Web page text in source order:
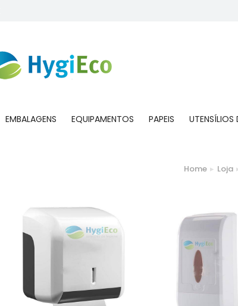
EMBALAGENS EQUIPAMENTOS PAPEIS UTENSÍLIOS
You are here:
Home Loja